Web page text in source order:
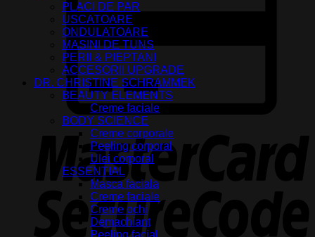
PLACI DE PAR
USCATOARE
ONDULATOARE
MASINI DE TUNS
PERII & PIEPTANI
ACCESORII UPGRADE
DR. CHRISTINE SCHRAMMEK
BEAUTY ELEMENTS
Creme faciale
BODY SCIENCE
Creme corporale
Peeling corporal
Ulei corporal
ESSENTIAL
Masca faciala
Creme faciale
Creme ochi
Demachiant
Peeling facial